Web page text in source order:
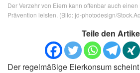
Der Verzehr von Eiern kann offenbar auch
Prävention leisten. (Bild: jd-photodesign/
Teile den
Der regelmäßige Eierkonsum